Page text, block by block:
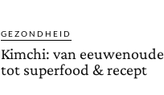
GEZONDHEID
Kimchi: van
tot superfood & recept